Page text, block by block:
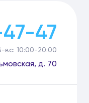
47-47
вс: 10:00-20:00
д. 70